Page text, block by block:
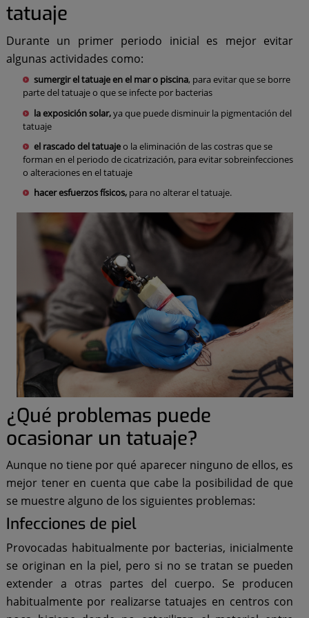
tatuaje
Durante un primer periodo inicial es mejor evitar
algunas actividades como:
sumergir el tatuaje en el mar o piscina, para evitar que se borre
parte del tatuaje o que se infecte por bacterias
la exposición solar,ya que puede disminuir la pigmentación del
tatuaje
el rascado del tatuajeo la eliminación de las costras que se
forman en el periodo de cicatrización, para evitar sobreinfecciones
o alteraciones en el tatuaje
hacer esfuerzos físicos,para no alterar el tatuaje.
¿Qué problemas puede
ocasionar un tatuaje?
Aunque no tiene por qué aparecer ninguno de ellos, es
mejor tener en cuenta que cabe la posibilidad de que
se muestre alguno de los siguientes problemas:
Infecciones de piel
Provocadas habitualmente por bacterias, inicialmente
se originan en la piel, pero si no se tratan se pueden
extender a otras partes del cuerpo. Se producen
habitualmente por realizarse tatuajes en centros con